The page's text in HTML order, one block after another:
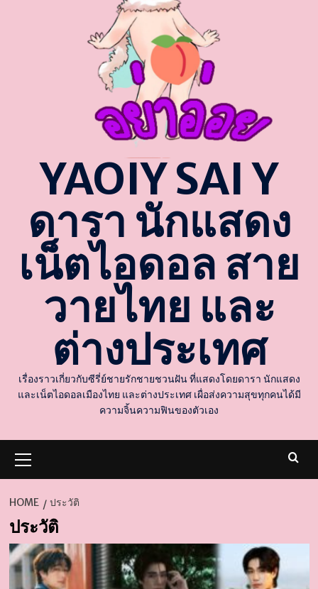
YAOIY SAI Y
ดารา นักแสดง
เน็ตไอดอล สาย
วายไทย และ
ต่างประเทศ
เรื่องราวเกี่ยวกับซีรี่ย์ชายรักชายชวนฝัน ที่แสดงโดยดารา นักแสดง
และเน็ตไอดอลเมืองไทย และต่างประเทศ เผื่อส่งความสุขทุกคนได้มี
ความจิ้นความฟินของตัวเอง
Menu
HOME ประวัติ
ประวัติ